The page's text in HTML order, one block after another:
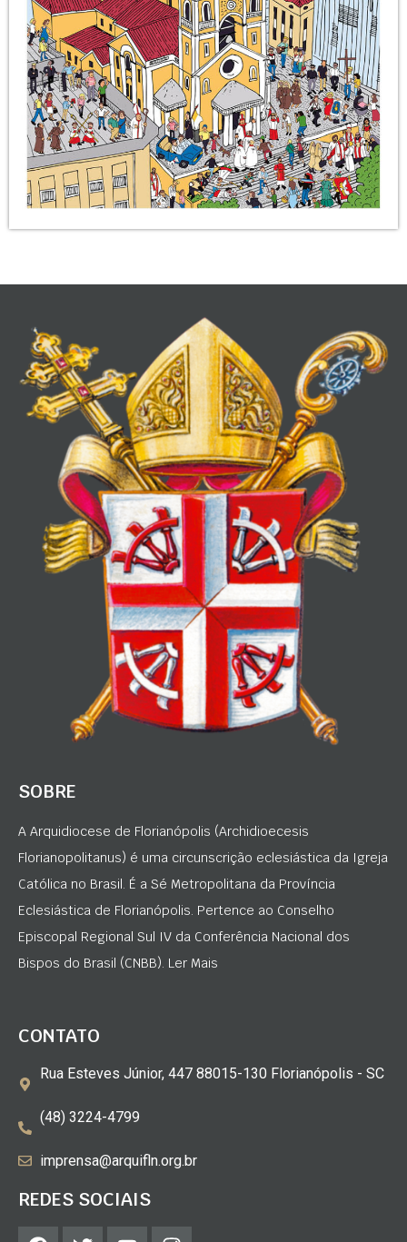
SOBRE
A Arquidiocese de Florianópolis (Archidioecesis
Florianopolitanus) é uma circunscrição eclesiástica da Igreja
Católica no Brasil. É a Sé Metropolitana da Província
Eclesiástica de Florianópolis. Pertence ao Conselho
Episcopal Regional Sul IV da Conferência Nacional dos
Bispos do Brasil (CNBB). Ler Mais
CONTATO
Rua Esteves Júnior, 447 88015-130 Florianópolis - SC
(48) 3224-4799
imprensa@arquifln.org.br
REDES SOCIAIS